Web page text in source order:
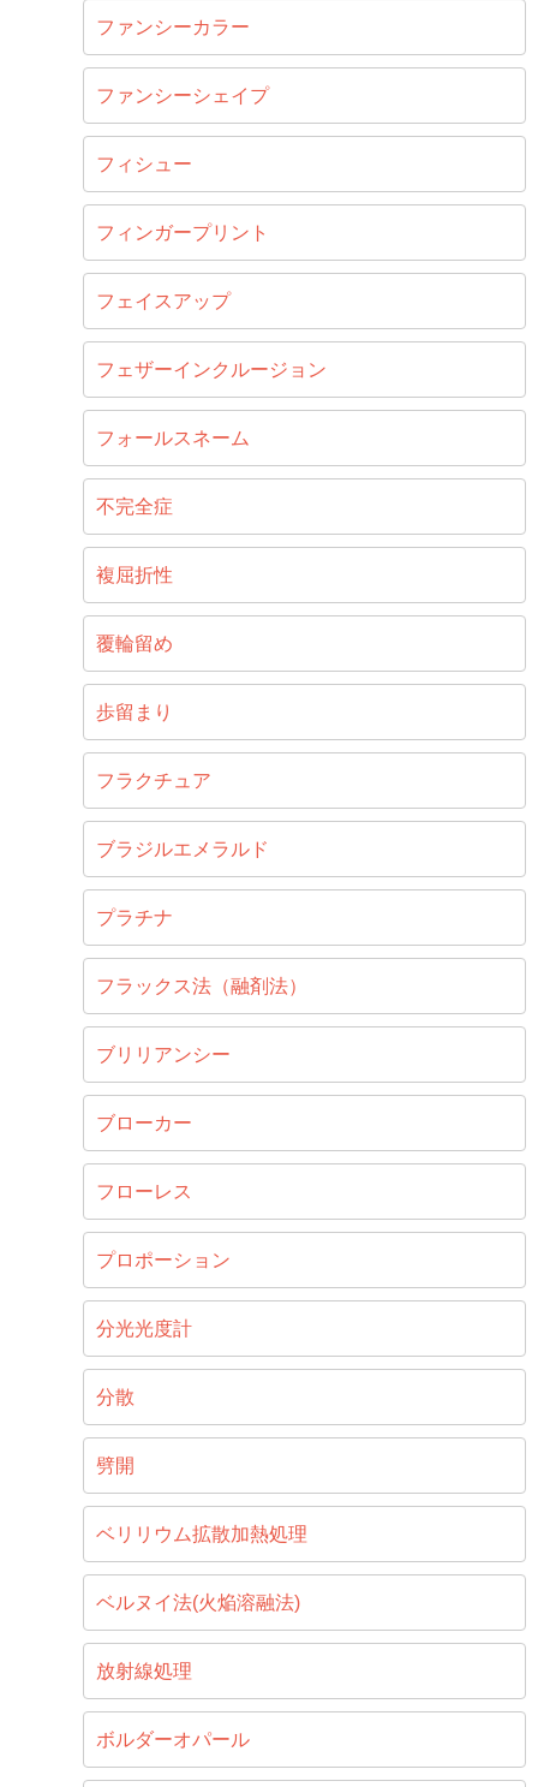
ファンシーカラー
ファンシーシェイプ
フィシュー
フィンガープリント
フェイスアップ
フェザーインクルージョン
フォールスネーム
不完全症
複屈折性
覆輪留め
歩留まり
フラクチュア
ブラジルエメラルド
プラチナ
フラックス法（融剤法）
ブリリアンシー
ブローカー
フローレス
プロポーション
分光光度計
分散
劈開
ベリリウム拡散加熱処理
ベルヌイ法(火焔溶融法)
放射線処理
ボルダーオパール